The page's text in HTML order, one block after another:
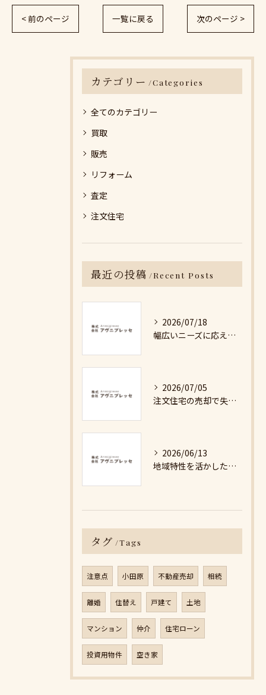
< 前のページ 一覧に戻る 次のページ >
カテゴリー Categories
全てのカテゴリー
買取
販売
リフォーム
査定
注文住宅
最近の投稿 Recent Posts
2026/07/18
幅広いニーズに応える不動産売却の現実と対策
2026/07/05
注文住宅の売却で失敗しないための詳細ガイド
2026/06/13
地域特性を活かした最適な不動産売却戦略の秘訣
タグ Tags
注意点 小田原 不動産売却 相続
離婚 住替え 戸建て 土地
マンション 仲介 住宅ローン
投資用物件 空き家